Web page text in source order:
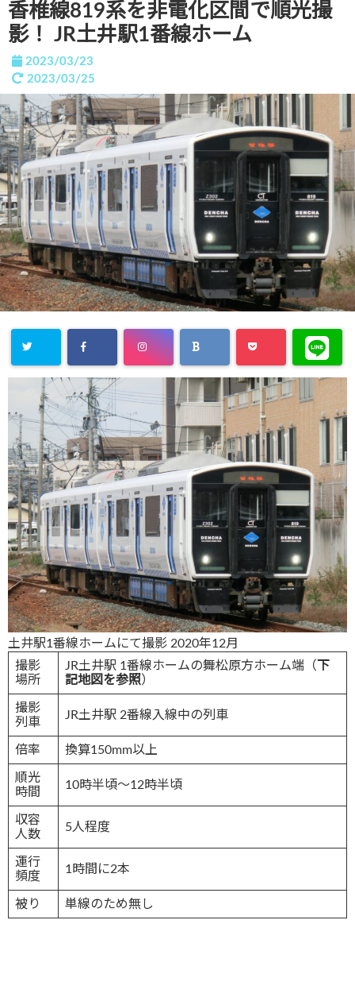
香椎線819系を非電化区間で順光撮
影！ JR土井駅1番線ホーム
2023/03/23
2023/03/25
土井駅1番線ホームにて撮影 2020年12月
撮影
場所
JR土井駅 1番線ホームの舞松原方ホーム端（
下
記地図を参照）
撮影
列車
JR土井駅 2番線入線中の列車
倍率 換算150mm以上
順光
時間
10時半頃～12時半頃
収容
人数
5人程度
運行
頻度
1時間に2本
被り 単線のため無し